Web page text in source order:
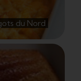
du Nord
du
recette